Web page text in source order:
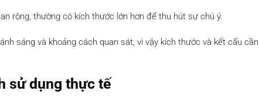
rộng, thường có kích thước lớn hơn để thu hút sự chú ý.
sáng và khoảng cách quan sát, vì vậy kích thước và kết cấu cần
sử dụng thực tế